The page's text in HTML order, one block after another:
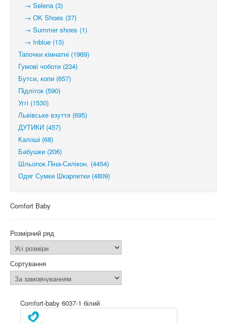
→ Selena (3)
→ OK Shoes (37)
→ Summer shoes (1)
→ Inblue (13)
Тапочки кімнатні (1969)
Гумові чоботи (234)
Бутси, копи (657)
Підліток (590)
Уггі (1530)
Львівське взуття (695)
ДУТИКИ (457)
Калоші (68)
Бабушки (206)
Шльопок.Піна-Силікон. (4454)
Одяг Сумки Шкарпетки (4809)
Comfort Baby
Розмірний ряд
Сортування
Comfort-baby 6037-1 білий